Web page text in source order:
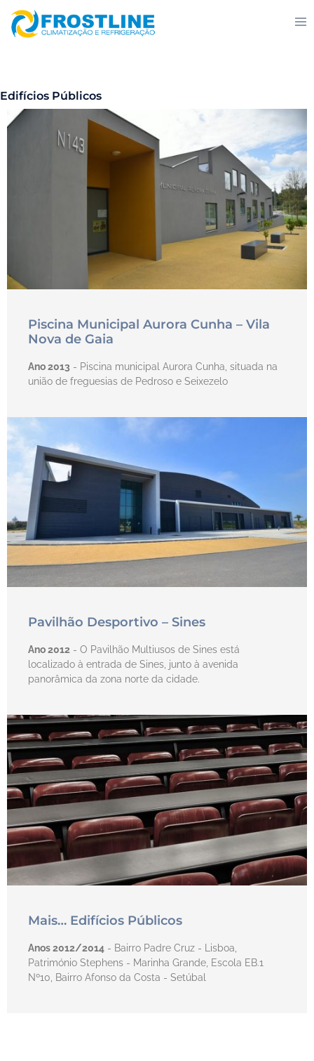
Edifícios Públicos
Piscina Municipal Aurora Cunha – Vila
Nova de Gaia
Ano 2013 - Piscina municipal Aurora Cunha, situada na
união de freguesias de Pedroso e Seixezelo
Pavilhão Desportivo – Sines
Ano 2012 - O Pavilhão Multiusos de Sines está
localizado à entrada de Sines, junto à avenida
panorâmica da zona norte da cidade.
Mais… Edifícios Públicos
Anos 2012/2014 - Bairro Padre Cruz - Lisboa,
Património Stephens - Marinha Grande, Escola EB.1
Nº10, Bairro Afonso da Costa - Setúbal